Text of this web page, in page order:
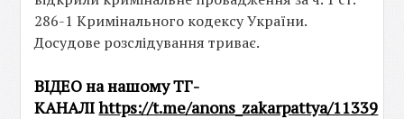
286-1 Кримінального кодексу України.
Досудове розслідування триває.
ВІДЕО на нашому ТГ-
КАНАЛІhttps://t.me/anons_zakarpattya/11339